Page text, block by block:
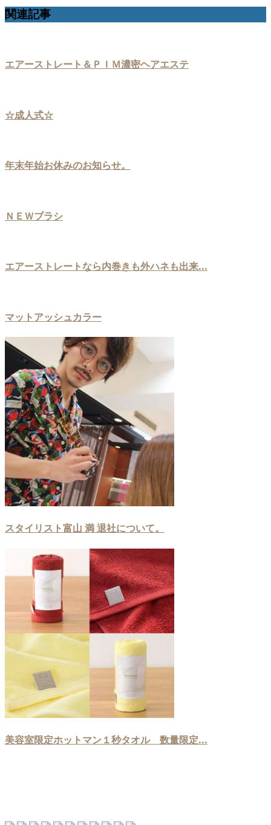
関連記事
エアーストレート＆ＰＩＭ濃密ヘアエステ
☆成人式☆
年末年始お休みのお知らせ。
ＮＥＷブラシ
エアーストレートなら内巻きも外ハネも出来...
マットアッシュカラー
スタイリスト富山 満 退社について。
美容室限定ホットマン１秒タオル 数量限定...